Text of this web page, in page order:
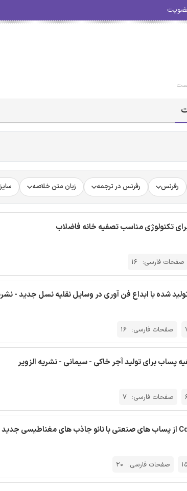
رفرنس رفرنس در ترجمه زبان متن خلاصه
تکنولوژی مناسب تصفیه خانه فاضلاب
صفحات فارسی: 16
شده با ابداع فن آوری در وسایل نقلیه نسل جدید -
صفحات فارسی: 16
پساب برای تولید آجر خاکی - سیمانی - نشریه الزویر
صفحات فارسی: 7
صفحات فارسی: 20